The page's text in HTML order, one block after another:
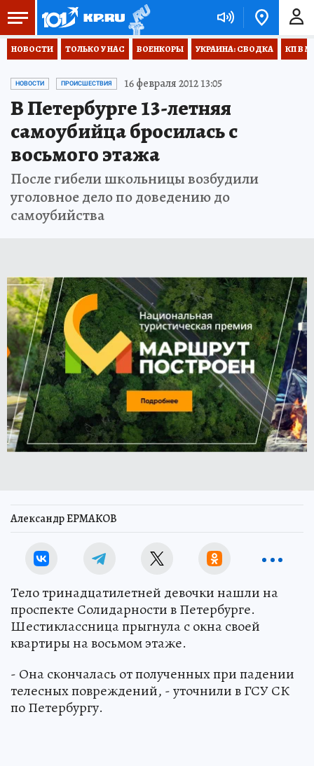
НОВОСТИ ТОЛЬКО У НАС ВОЕНКОРЫ УКРАИНА: СВОДКА КП В
НОВОСТИ ПРОИСШЕСТВИЯ 16 февраля 2012 13:05
В Петербурге 13-летняя
самоубийца бросилась с
восьмого этажа
После гибели школьницы возбудили
уголовное дело по доведению до
самоубийства
Александр ЕРМАКОВ
Тело тринадцатилетней девочки нашли на
проспекте Солидарности в Петербурге.
Шестиклассница прыгнула с окна своей
квартиры на восьмом этаже.
- Она скончалась от полученных при падении
телесных повреждений, - уточнили в ГСУ СК
по Петербургу.